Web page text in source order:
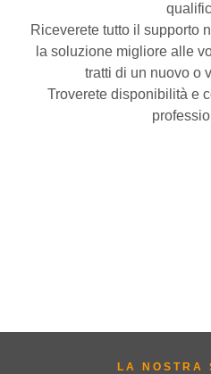
Riceverete tutto il supporto
la soluzione migliore alle
tratti di un nuovo o
Troverete disponibilità e
LA NOSTRA